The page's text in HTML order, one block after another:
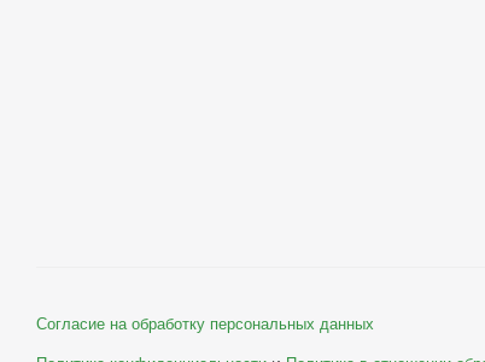
Согласие на обработку персональных данных